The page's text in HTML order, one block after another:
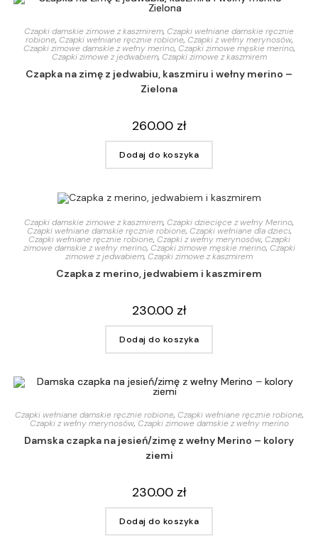
Czapki damskie zimowe z kaszmirem, Czapki wełniane damskie ręcznie
robione, Czapki wełniane ręcznie robione, Czapki z wełny merynosów,
Czapki zimowe damskie z wełny merino, Czapki zimowe męskie merino,
Czapki zimowe z jedwabiem, Czapki zimowe z kaszmirem
Czapka na zimę z jedwabiu, kaszmiru i wełny merino –
Zielona
260.00 zł
Dodaj do koszyka
Czapki damskie zimowe z kaszmirem, Czapki dziecięce z wełny Merino,
Czapki wełniane damskie ręcznie robione, Czapki wełniane dla dzieci,
Czapki wełniane ręcznie robione, Czapki z wełny merynosów, Czapki
zimowe damskie z wełny merino, Czapki zimowe męskie merino, Czapki
zimowe z jedwabiem, Czapki zimowe z kaszmirem
Czapka z merino, jedwabiem i kaszmirem
230.00 zł
Dodaj do koszyka
Czapki wełniane damskie ręcznie robione, Czapki wełniane ręcznie robione,
Czapki z wełny merynosów, Czapki zimowe damskie z wełny merino
Damska czapka na jesień/zimę z wełny Merino – kolory
ziemi
230.00 zł
Dodaj do koszyka